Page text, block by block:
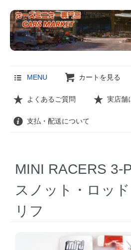
MENU カートを見る
よくあるご質問 実店舗
支払・配送について
MINI RACERS 3-
スノット・ロッ
リフ